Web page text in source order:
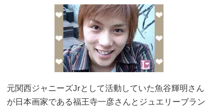
元関西ジャニーズJrとして活動していた魚谷輝明さん
が日本画家である福王寺一彦さんとジュエリーブラン